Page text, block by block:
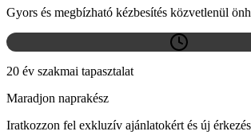
Gyors és megbízható kézbesítés közvetlenül
20 év szakmai tapasztalat
Maradjon naprakész
Iratkozzon fel exkluzív ajánlatokért és új